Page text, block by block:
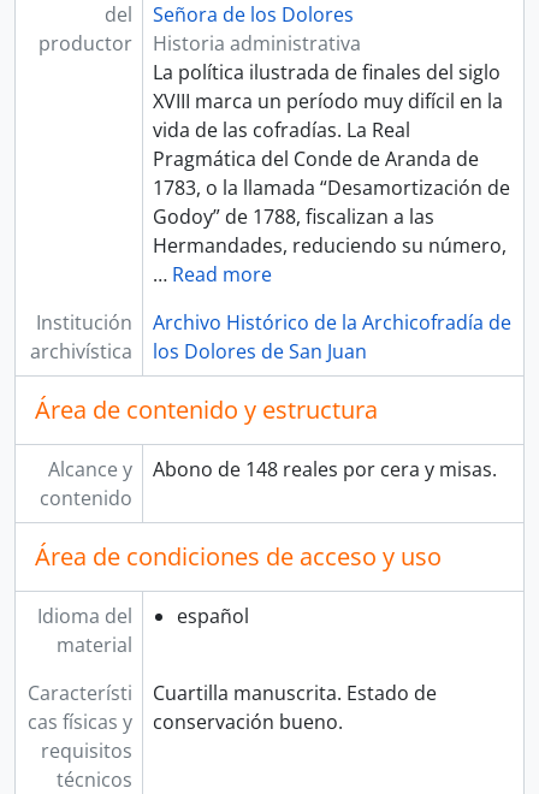
del
productor
Señora de los Dolores
Historia administrativa
La política ilustrada de finales del siglo
XVIII marca un período muy difícil en la
vida de las cofradías. La Real
Pragmática del Conde de Aranda de
1783, o la llamada “Desamortización de
Godoy” de 1788, fiscalizan a las
Hermandades, reduciendo su número,
… Read more
Institución
archivística
Archivo Histórico de la Archicofradía de
los Dolores de San Juan
Área de contenido y estructura
Alcance y
contenido
Abono de 148 reales por cera y misas.
Área de condiciones de acceso y uso
Idioma del
material
español
Característi
cas físicas y
requisitos
técnicos
Cuartilla manuscrita. Estado de
conservación bueno.